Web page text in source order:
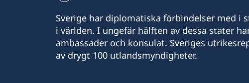
Sverige har diplomatiska förbindelser med i
i världen. I ungefär hälften av dessa stater
ambassader och konsulat. Sveriges
av drygt 100 utlandsmyndigheter.